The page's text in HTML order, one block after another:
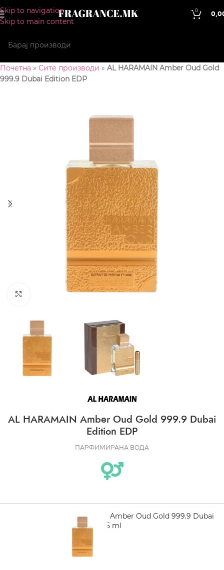
Skip to navigation
Skip to main content
0
Почетна » Сите производи » AL HARAMAIN Amber Oud Gold
999.9 Dubai Edition EDP
CLICK TO ENLARGE
AL HARAMAIN Amber Oud Gold 999.9 Dubai
Edition EDP
ПАРФИМИРАНА ВОДА
AL HARAMAIN Amber Oud Gold 999.9 Dubai
Edition EDP 75 ml
3.620,00